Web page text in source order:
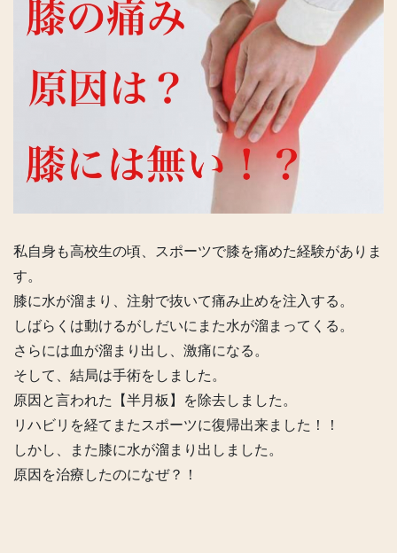
私自身も高校生の頃、スポーツで膝を痛めた経験がありま
す。
膝に水が溜まり、注射で抜いて痛み止めを注入する。
しばらくは動けるがしだいにまた水が溜まってくる。
さらには血が溜まり出し、激痛になる。
そして、結局は手術をしました。
原因と言われた【半月板】を除去しました。
リハビリを経てまたスポーツに復帰出来ました！！
しかし、また膝に水が溜まり出しました。
原因を治療したのになぜ？！